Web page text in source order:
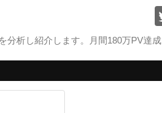
分析し紹介します。月間180万PV達成